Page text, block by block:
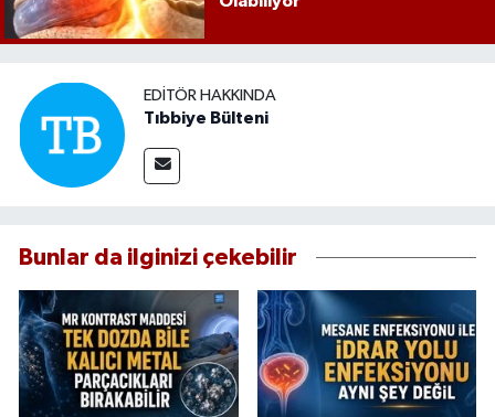
EDITÖR HAKKINDA
Tıbbiye Bülteni
Bunlar da ilginizi çekebilir